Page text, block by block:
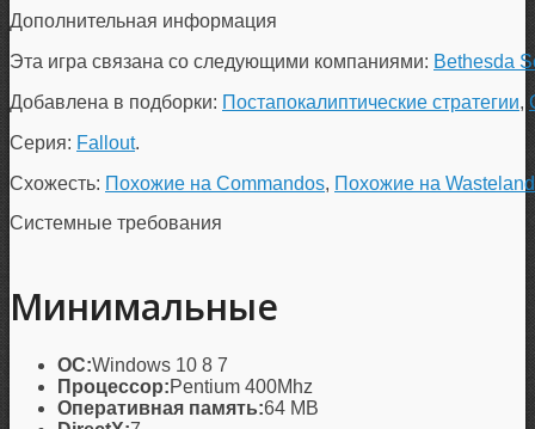
Дополнительная информация
Эта игра связана со следующими компаниями: Bethesda
Добавлена в подборки: Постапокалиптические стратегии,
Серия: Fallout.
Схожесть: Похожие на Commandos, Похожие на
Системные требования
Минимальные
ОС:Windows 10 8 7
Процессор:Pentium 400Mhz
Оперативная память:64 MB